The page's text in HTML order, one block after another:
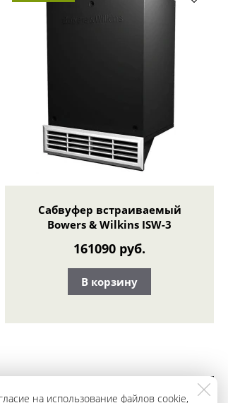
Сабвуфер встраиваемый
Bowers & Wilkins ISW-3
161090 руб.
В корзину
на использование файлов cookie,
ЗАКАЗАТЬ